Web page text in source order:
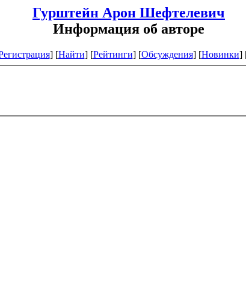
Гурштейн Арон Шефтелевич
Информация об авторе
] [Найти] [Рейтинги] [Обсуждения] [Новинки]